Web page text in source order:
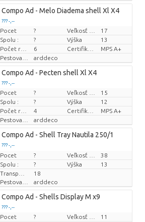
Compo Ad - Melo Diadema shell Xl X4
??? -,--
Cena za kus
Pocet ?
17
Spolu :
? Výška
13
Počet rastlín/črepník
6
MPS A+
arddeco
Compo Ad - Pecten shell Xl X4
??? -,--
Cena za kus
Pocet ?
15
Spolu :
? Výška
12
Počet rastlín/črepník
4
MPS A+
arddeco
Compo Ad - Shell Tray Nautila 250/1
??? -,--
Cena za kus
Pocet ?
38
Spolu :
? Výška
13
18
arddeco
Compo Ad - Shells Display M x9
??? -,--
Cena za kus
Pocet ?
11